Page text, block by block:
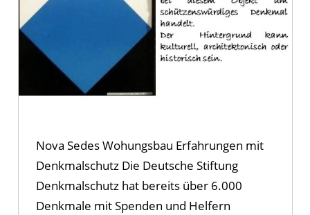
Nova Sedes Wohungsbau Erfahrungen mit
Denkmalschutz Die Deutsche Stiftung
Denkmalschutz hat bereits über 6.000
Denkmale mit Spenden und Helfern